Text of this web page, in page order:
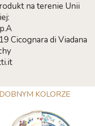
na terenie Unii
Cicognara di Viadana
KOLORZE